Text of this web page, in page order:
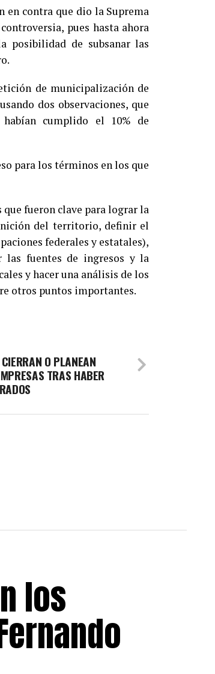
contra que dio la Suprema
pues hasta ahora
posibilidad de subsanar las
de municipalización de
dos observaciones, que
cumplido el 10% de
para los términos en los que
fueron clave para lograr la
del territorio, definir el
federales y estatales),
las fuentes de ingresos y la
y hacer una análisis de los
otros puntos importantes.
O PLANEAN
TRAS HABER
los